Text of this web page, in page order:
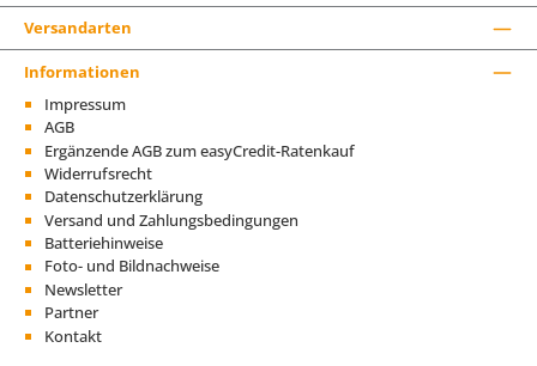
Versandarten
Informationen
Impressum
AGB
Ergänzende AGB zum easyCredit-Ratenkauf
Widerrufsrecht
Datenschutzerklärung
Versand und Zahlungsbedingungen
Batteriehinweise
Foto- und Bildnachweise
Newsletter
Partner
Kontakt